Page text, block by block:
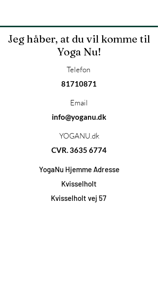
Jeg håber, at du vil komme til
Yoga Nu!
Telefon
81710871
Email
info@yoganu.dk
YOGANU.dk
CVR.3635 6774
YogaNu Hjemme Adresse
Kvisselholt
Kvisselholt vej 57